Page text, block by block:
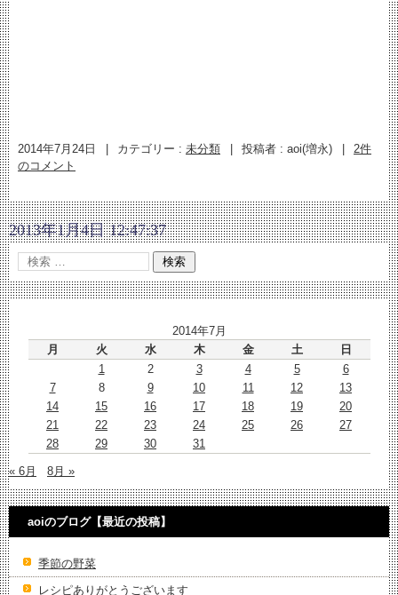
2014年7月24日 カテゴリー : 未分類 投稿者 : aoi(増永)
2件
のコメント
2013年1月4日 12:47:37
2014年7月
月
火 水 木 金 土
日
1
2 3 4 5
6
7
8 9 10 11 12
13
14
15 16 17 18 19
20
21
22 23 24 25 26
27
28
29 30 31
« 6月 8月 »
aoiのブログ【最近の投稿】
季節の野菜
レシピありがとうございます